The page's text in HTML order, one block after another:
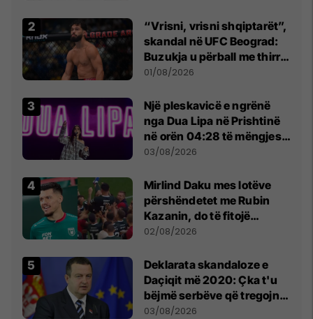
“Vrisni, vrisni shqiptarët”,
skandal në UFC Beograd:
Buzukja u përball me thirrje
anti-shqiptare nga
01/08/2026
Një pleskavicë e ngrënë
nga Dua Lipa në Prishtinë
në orën 04:28 të mëngjesit
- dhe bota digjitale serbe
03/08/2026
Mirlind Daku mes lotëve
përshëndetet me Rubin
Kazanin, do të fitojë
miliona te Spartak Moska
02/08/2026
​Deklarata skandaloze e
Daçiqit më 2020: Çka t'u
bëjmë serbëve që tregojnë
ku janë varrosur shqiptarët
03/08/2026